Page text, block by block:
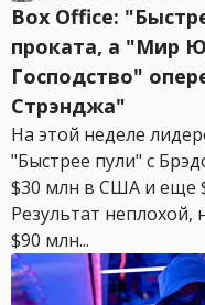
Box Office:
проката, а "Мир
Господство"
Стрэнджа"
На этой неделе
"Быстрее пули" с
$30 млн в США и еще
Результат
$90 млн...